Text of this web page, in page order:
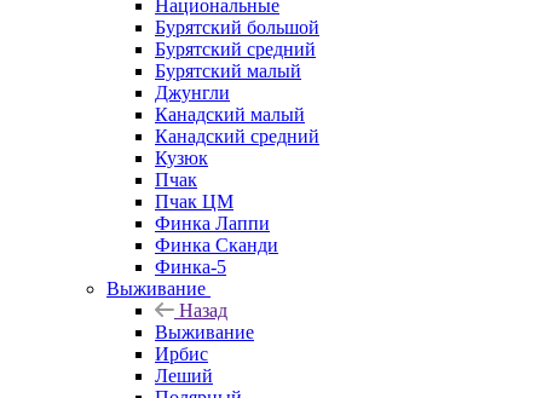
Национальные
Бурятский большой
Бурятский средний
Бурятский малый
Джунгли
Канадский малый
Канадский средний
Кузюк
Пчак
Пчак ЦМ
Финка Лаппи
Финка Сканди
Финка-5
Выживание
Назад
Выживание
Ирбис
Леший